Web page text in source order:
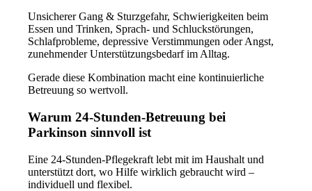
Unsicherer Gang & Sturzgefahr, Schwierigkeiten beim
Essen und Trinken, Sprach- und Schluckstörungen,
Schlafprobleme,depressive Verstimmungen oder Angst,
zunehmender Unterstützungsbedarf im Alltag.
Gerade diese Kombination macht eine kontinuierliche
Betreuung so wertvoll.
Warum 24-Stunden-Betreuung bei
Parkinson sinnvoll ist
Eine 24-Stunden-Pflegekraft lebt mit im Haushalt und
unterstützt dort, wo Hilfe wirklich gebraucht wird –
individuell und flexibel.